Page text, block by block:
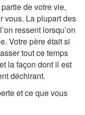
de votre vie,
vous. La plupart des
ressent lorsqu’on
Votre père était si
tout ce temps
la façon dont il est
déchirant.
et ce que vous